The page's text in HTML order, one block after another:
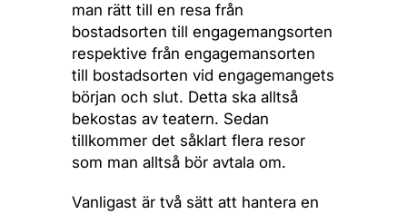
man rätt till en resa från
bostadsorten till engagemangsorten
respektive från engagemansorten
till bostadsorten vid engagemangets
början och slut. Detta ska alltså
bekostas av teatern. Sedan
tillkommer det såklart flera resor
som man alltså bör avtala om.
Vanligast är två sätt att hantera en